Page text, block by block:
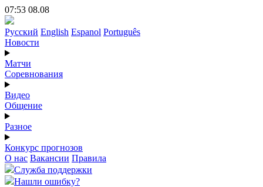
07:53 08.08
Русский English Espanol Português
Новости
Матчи
Соревнования
Видео
Общение
Разное
Конкурс прогнозов
О нас Вакансии Правила
Служба поддержки
Нашли ошибку?